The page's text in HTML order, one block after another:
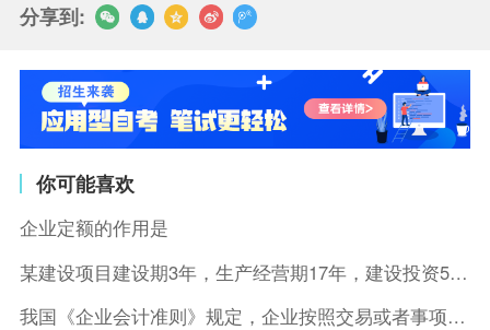
分享到:
你可能喜欢
企业定额的作用是
某建设项目建设期3年，生产经营期17年，建设投资5500万元
我国《企业会计准则》规定，企业按照交易或者事项的经济特征确定